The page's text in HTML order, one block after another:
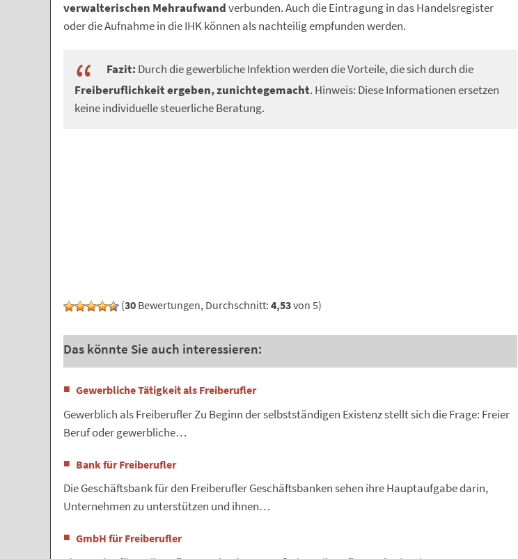
verwalterischen Mehraufwandverbunden. Auch die Eintragung in das Handelsregister
oder die Aufnahme in die IHK können als nachteilig empfunden werden.
Fazit: Durch die gewerbliche Infektion werden die Vorteile, die sich durch die
Freiberuflichkeit ergeben, zunichtegemacht. Hinweis: Diese Informationen ersetzen
keine individuelle steuerliche Beratung.
(30 Bewertungen, Durchschnitt: 4,53von 5)
Das könnte Sie auch interessieren:
Gewerbliche Tätigkeit als Freiberufler
Gewerblich als Freiberufler Zu Beginn der selbstständigen Existenz stellt sich die Frage: Freier
Beruf oder gewerbliche…
Bank für Freiberufler
Die Geschäftsbank für den Freiberufler Geschäftsbanken sehen ihre Hauptaufgabe darin,
Unternehmen zu unterstützen und ihnen…
GmbH für Freiberufler